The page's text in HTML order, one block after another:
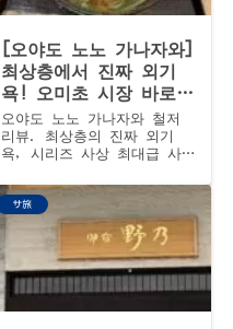
[오야도 노노 가나자와]
최상층에서 진짜 외기
욕! 오미초 시장 바로
옆, 가가노호센을 철저
리뷰
오야도 노노 가나자와 철저
리뷰. 최상층의 진짜 외기
욕, 시리즈 사상 최대급 사
리・다코・가가 보차의 가가
백만석 조식, ¥11,700이라는
양심 요금. 오미초 시장 바
로 옆, 가가의 사우나 천국.
サ旅